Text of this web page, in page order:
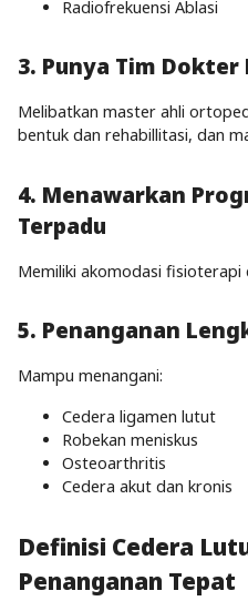
Radiofrekuensi Ablasi
3. Punya Tim
Melibatkan master ahli
bentuk dan rehabillitasi, dan
4. Menawarkan
Terpadu
Memiliki akomodasi fisioterapi
5. Penanganan
Mampu menangani:
Cedera ligamen lutut
Robekan meniskus
Osteoarthritis
Cedera akut dan kronis
Definisi Cedera
Penanganan Tepat